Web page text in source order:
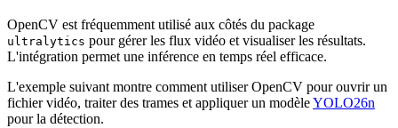
OpenCV est fréquemment utilisé aux côtés du package
ultralytics pour gérer les flux vidéo et visualiser les résultats.
L'intégration permet une inférence en temps réel efficace.
L'exemple suivant montre comment utiliser OpenCV pour ouvrir un
fichier vidéo, traiter des trames et appliquer un modèleYOLO26n
pour la détection.